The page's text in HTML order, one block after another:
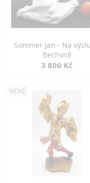
Sommer Jan - Na
Bechyně
3 800 Kč
NOVÉ